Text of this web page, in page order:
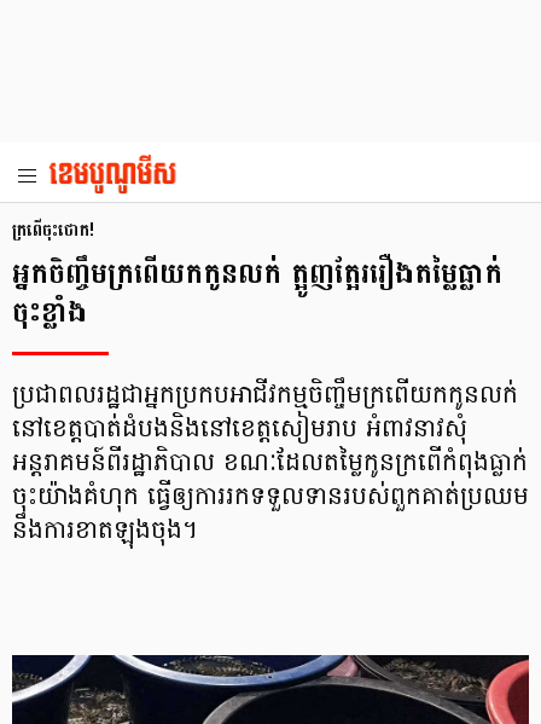
ក្រពើ​ចុះថោក!
អ្នក​ចិញ្ចឹម​ក្រពើ​យក​កូន​លក់ ត្អូញត្អែរ​រឿង​តម្លៃ​ធ្លាក់​
ចុះ​ខ្លាំង
ប្រជាពលរដ្ឋ​ជា​អ្នក​ប្រកប​អាជីវកម្មចិញ្ចឹម​ក្រពើ​យក​កូន​លក់
នៅ​ខេត្ត​បាត់ដំបង​និង​នៅ​ខេត្ត​សៀមរាប អំពាវនាវ​សុំ​
អន្តរាគមន៍​ពី​រដ្ឋាភិបាល​ ខណៈ​ដែល​តម្លៃ​កូន​ក្រពើ​កំពុង​ធ្លាក់​
ចុះ​យ៉ាង​គំហុក ធ្វើ​ឲ្យ​ការរកទទួល​ទាន​របស់​ពួកគាត់​ប្រឈម​
នឹង​ការ​ខាត​ឡុងចុង។